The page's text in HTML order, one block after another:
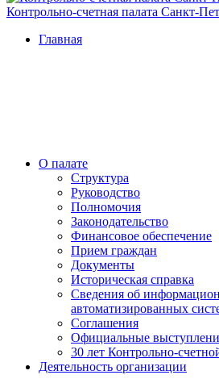
Контрольно-счетная палата Санкт-
Главная
О палате
Структура
Руководство
Полномочия
Законодательство
Финансовое обеспечение
Прием граждан
Документы
Историческая справка
Сведения об
автоматизированных
Соглашения
Официальные
30 лет Контрольно-
Деятельность организации